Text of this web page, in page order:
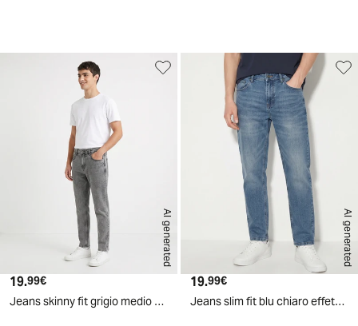
AI generated
Prezzo attuale
19.99€
Jeans skinny fit grigio medio effetto slavato - Grigio
AI generated
Prezzo attuale
19.99€
Jeans slim fit blu chiaro effetto slavato - Denim chiaro